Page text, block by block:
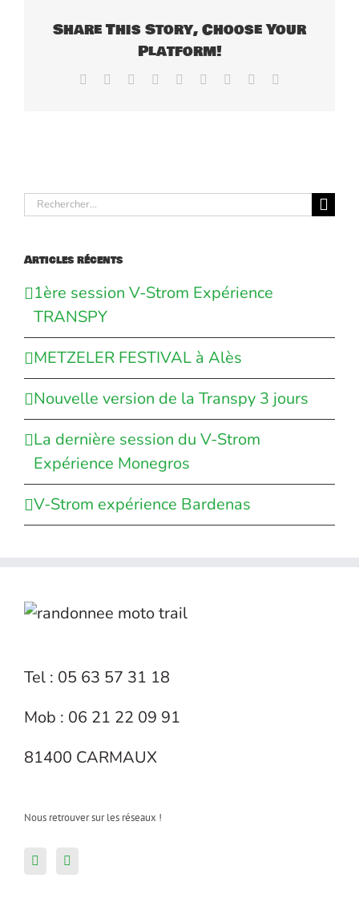
Share This Story, Choose Your
Platform!
Facebook Reddit LinkedInWhatsApp
TumblrPinterest
Rechercher:
Articles récents
1ère session V-Strom Expérience
TRANSPY
METZELER FESTIVAL à Alès
Nouvelle version de la Transpy 3 jours
La dernière session du V-Strom
Expérience Monegros
V-Strom expérience Bardenas
Tel : 05 63 57 31 18
Mob : 06 21 22 09 91
81400 CARMAUX
Nous retrouver sur les réseaux !